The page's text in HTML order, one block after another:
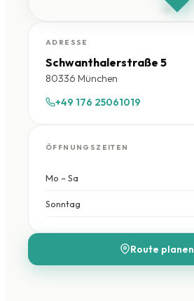
ADRESSE
Schwanthalerstraße 5
80336 München
+49 176 25061019
ÖFFNUNGSZEITEN
Mo – Sa
Sonntag
Route planen